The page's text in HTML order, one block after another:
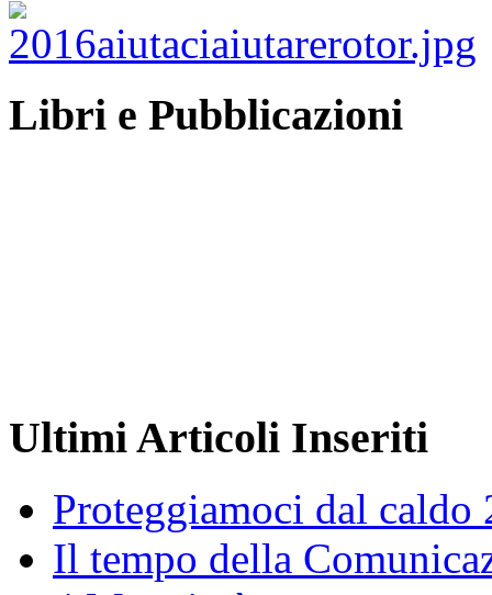
Libri e Pubblicazioni
Ultimi Articoli Inseriti
Proteggiamoci dal caldo
Il tempo della